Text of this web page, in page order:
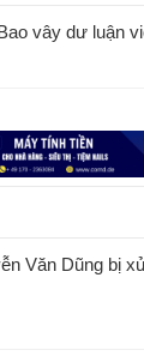
vây dư luận
Văn Dũng bị